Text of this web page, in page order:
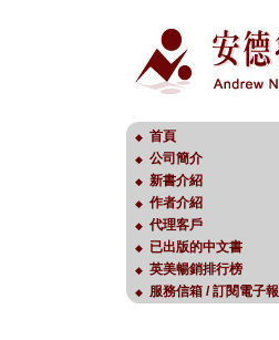
◆ 首頁
◆ 公司簡介
◆ 新書介紹
◆ 作者介紹
◆ 代理客戶
◆ 已出版的中文書
◆ 英美暢銷排行榜
◆ 服務信箱 / 訂閱電子報